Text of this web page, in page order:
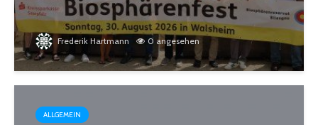
Frederik Hartmann 0 angesehen
ALLGEMEIN